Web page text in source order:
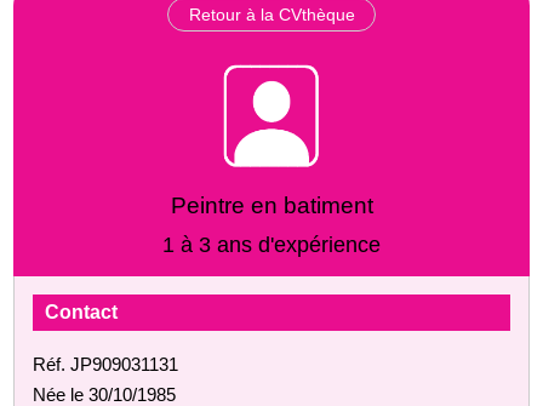
Retour à la CVthèque
Peintre en batiment
1 à 3 ans d'expérience
Contact
Réf. JP909031131
Née le 30/10/1985